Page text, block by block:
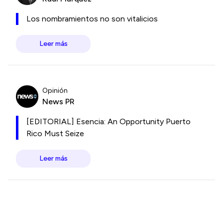
Los nombramientos no son vitalicios
Leer más
Opinión
News PR
[EDITORIAL] Esencia: An Opportunity Puerto
Rico Must Seize
Leer más